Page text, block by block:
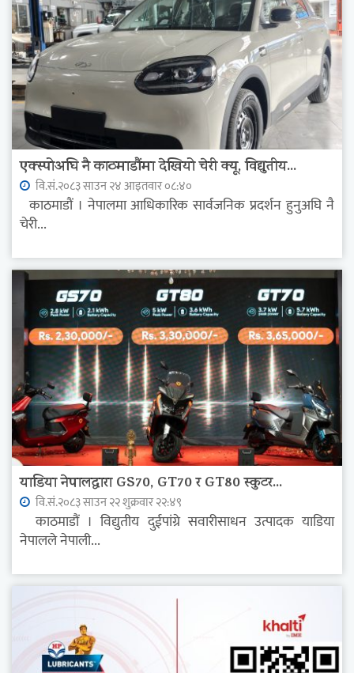
एक्स्पोअघि नै काठमाडौंमा देखियो चेरी क्यू, विद्युतीय...
वि.सं.२०८३ साउन २४ आइतवार ०८:४०
काठमाडौं । नेपालमा आधिकारिक सार्वजनिक प्रदर्शन हुनुअघि नै
चेरी...
याडिया नेपालद्वारा GS70, GT70 र GT80 स्कुटर...
वि.सं.२०८३ साउन २२ शुक्रवार २२:४९
काठमाडौं । विद्युतीय दुईपांग्रे सवारीसाधन उत्पादक याडिया
नेपालले नेपाली...